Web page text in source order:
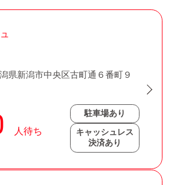
県新潟市中央区古町通６番町９
駐車場あり
キャッシュレス
決済あり